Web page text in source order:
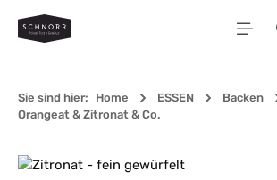
Zum Hauptinhalt springen
Sie sind hier: Home ESSEN
Backen
Orangeat & Zitronat & Co.
Bildergalerie überspringen